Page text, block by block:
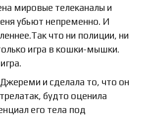
мировые телеканалы и
убьют непременно. И
что ни полиции, ни
игра в кошки-мышки.
и сделала то, что он
будто оценила
его тела под